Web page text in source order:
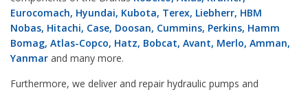
Eurocomach, Hyundai, Kubota, Terex, Liebherr, HBM
Nobas, Hitachi, Case, Doosan, Cummins, Perkins, Hamm
Bomag, Atlas-Copco, Hatz, Bobcat, Avant, Merlo, Amman,
Yanmar and many more.
Furthermore, we deliver and repair hydraulic pumps and